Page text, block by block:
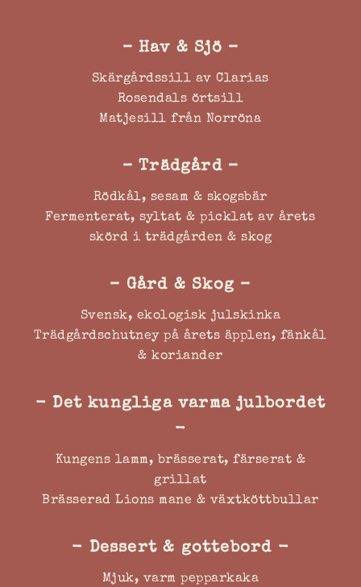
– Hav & Sjö –
Skärgårdssill av Clarias
Rosendals örtsill
Matjesill från Norröna
– Trädgård –
Rödkål, sesam & skogsbär
Fermenterat, syltat & picklat av årets
skörd i trädgården & skog
– Gård & Skog –
Svensk, ekologisk julskinka
Trädgårdschutney på årets äpplen, fänkål
& koriander
- Det kungliga varma julbordet
-
Kungens lamm, brässerat, färserat &
grillat
Brässerad Lions mane & växtköttbullar
- Dessert & gottebord -
Mjuk, varm pepparkaka